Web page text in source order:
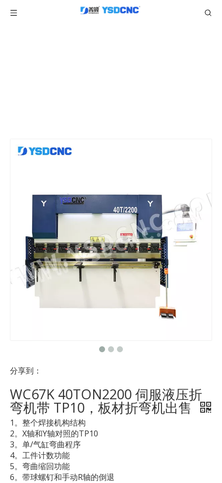
分享到：
WC67K 40TON2200 伺服液压折
弯机带 TP10，板材折弯机出售
1。整个焊接机构结构
2。X轴和Y轴对照的TP10
3。单/气缸弯曲程序
4。工件计数功能
5。弯曲缩回功能
6。带球螺钉和手动R轴的倒退